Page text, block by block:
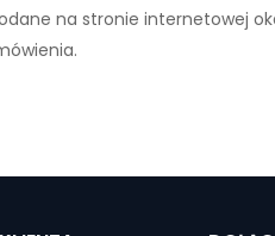
na stronie internetowej